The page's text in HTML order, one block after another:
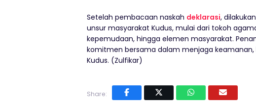
Setelah pembacaan naskah deklarasi,
unsur masyarakat Kudus, mulai dari tokoh
kepemudaan, hingga elemen masyarakat.
komitmen bersama dalam menjaga
Kudus. (Zulfikar)
Share: